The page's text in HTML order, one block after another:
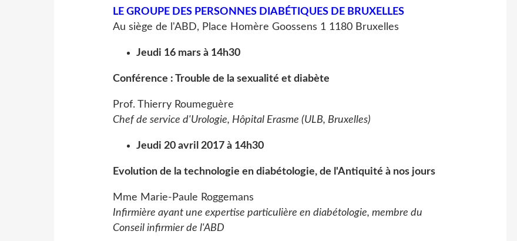
LE GROUPE DES PERSONNES DIABÉTIQUES DE BRUXELLES
Au siège de l'ABD, Place Homère Goossens 1 1180 Bruxelles
Jeudi 16 mars à 14h30
Conférence : Trouble de la sexualité et diabète
Prof. Thierry Roumeguère
Chef de service d'Urologie, Hôpital Erasme (ULB, Bruxelles)
Jeudi 20 avril 2017 à 14h30
Evolution de la technologie en diabétologie, de l'Antiquité à nos jours
Mme Marie-Paule Roggemans
Infirmière ayant une expertise particulière en diabétologie, membre du
Conseil infirmier de l'ABD